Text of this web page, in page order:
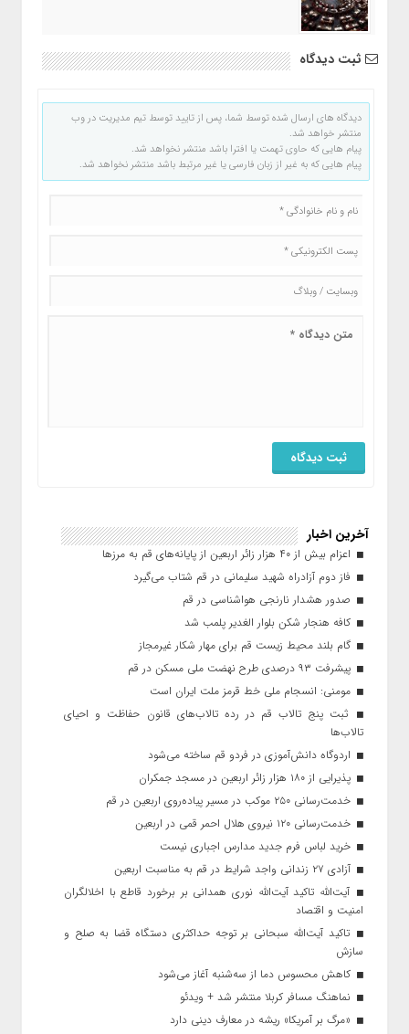
ثبت دیدگاه
دیدگاه های ارسال شده توسط شما، پس از تایید توسط تیم مدیریت در وب
منتشر خواهد شد.
پیام هایی که حاوی تهمت یا افترا باشد منتشر نخواهد شد.
پیام هایی که به غیر از زبان فارسی یا غیر مرتبط باشد منتشر نخواهد شد.
آخرین اخبار
اعزام بیش از ۴۰ هزار زائر اربعین از پایانه‌های قم به مرزها
فاز دوم آزادراه شهید سلیمانی در قم شتاب می‌گیرد
صدور هشدار نارنجی هواشناسی در قم
کافه هنجار شکن بلوار الغدیر پلمب شد
گام بلند محیط زیست قم برای مهار شکار غیرمجاز
پیشرفت ۹۳ درصدی طرح نهضت ملی مسکن در قم
مومنی: انسجام ملی خط قرمز ملت ایران است
ثبت پنج تالاب قم در رده تالاب‌های قانون حفاظت و احیای
تالاب‌ها
اردوگاه دانش‌آموزی در فردو قم ساخته می‌شود
پذیرایی از ۱۸۰ هزار زائر اربعین در مسجد جمکران
خدمت‌رسانی ۲۵۰ موکب در مسیر پیاده‌روی اربعین در قم
خدمت‌رسانی ۱۲۰ نیروی هلال احمر قمی در اربعین
خرید لباس فرم جدید مدارس اجباری نیست
آزادی ۲۷ زندانی واجد شرایط در قم به مناسبت اربعین
آیت‌الله تاکید آیت‌الله نوری همدانی بر برخورد قاطع با اخلالگران
امنیت و اقتصاد
تاکید آیت‌الله‌ سبحانی بر توجه حداکثری دستگاه قضا به صلح و
سازش
کاهش محسوس دما از سه‌شنبه آغاز می‌شود
نماهنگ مسافر کربلا منتشر شد + ویدئو
«مرگ بر آمریکا» ریشه در معارف دینی دارد